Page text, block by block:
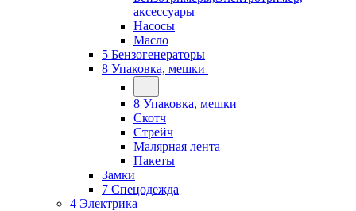
аксессуары
Насосы
Масло
5 Бензогенераторы
8 Упаковка, мешки
8 Упаковка, мешки
Скотч
Стрейч
Малярная лента
Пакеты
Замки
7 Спецодежда
4 Электрика